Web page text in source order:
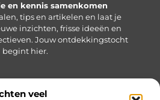
veel
en kennis samenkomen
tips en artikelen en laat je
inzichten, frisse ideeën en
Jouw ontdekkingstocht
begint hier.